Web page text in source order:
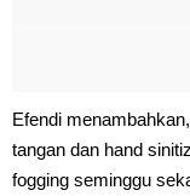
Efendi
tangan dan hand
fogging seminggu